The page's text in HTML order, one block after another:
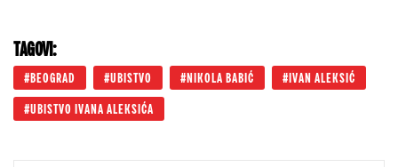
TAGOVI:
BEOGRAD UBISTVO NIKOLA BABIĆ IVAN ALEKSIĆ
UBISTVO IVANA ALEKSIĆA